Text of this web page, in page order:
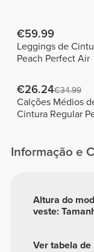
€59.99
Leggings de
Peach Perfect Air
€26.24€34.99
Calções Médios
Cintura Regular
Informação e
Ver tabela
Altura do
veste: